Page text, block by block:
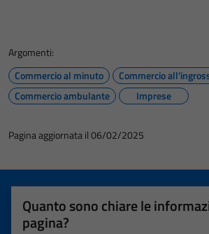
Argomenti:
Commercio al minuto
Commercio
Commercio ambulante
Imprese
Pagina aggiornata il 06/02/2025
Quanto sono chiare le
pagina?